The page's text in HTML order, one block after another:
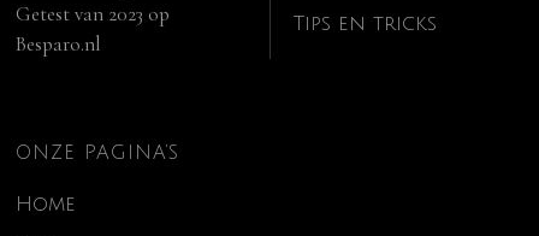
Getest van 2023 op
Besparo.nl
Tips en tricks
ONZE PAGINA’S
Home